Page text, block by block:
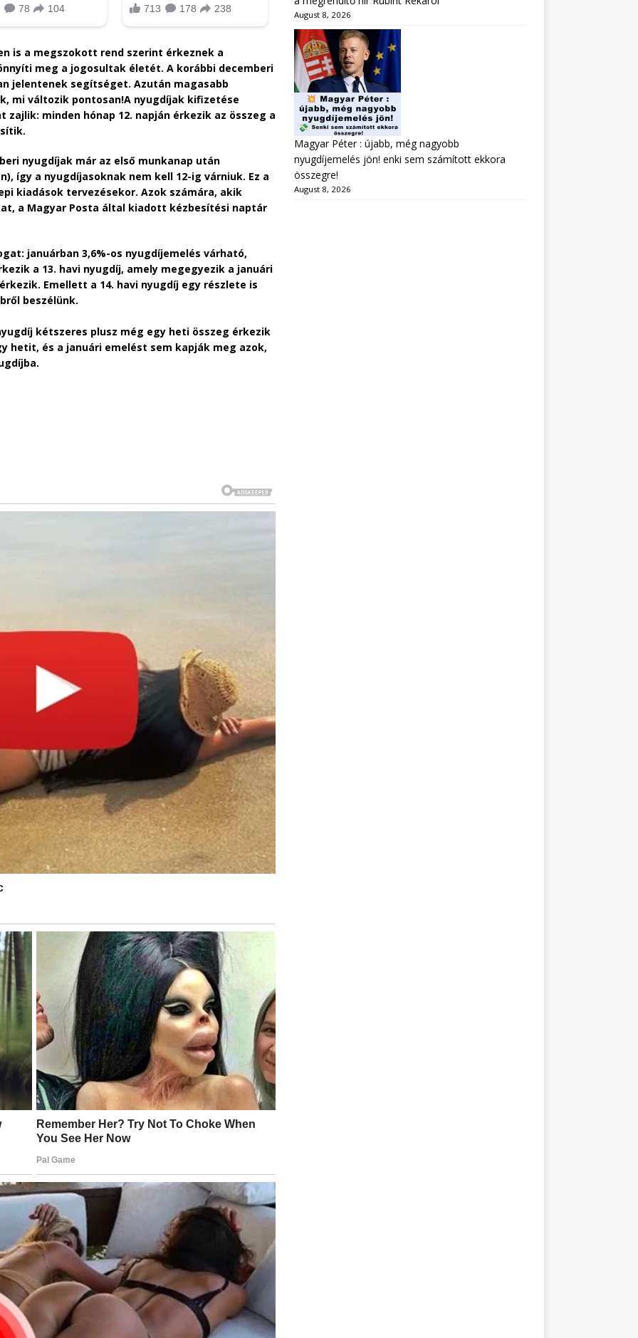
is a megszokott rend szerint érkeznek a
meg a jogosultak életét. A korábbi decemberi
jelentenek segítséget. Azután magasabb
mi változik pontosan!A nyugdíjak kifizetése
minden hónap 12. napján érkezik az összeg a
nyugdíjak már az első munkanap után
így a nyugdíjasoknak nem kell 12-ig várniuk. Ez a
kiadások tervezésekor. Azok számára, akik
a Magyar Posta által kiadott kézbesítési naptár
januárban 3,6%-os nyugdíjemelés várható,
a 13. havi nyugdíj, amely megegyezik a januári
Emellett a 14. havi nyugdíj egy részlete is
beszélünk.
kétszeres plusz még egy heti összeg érkezik
hetit, és a januári emelést sem kapják meg azok,
August 8, 2026
Magyar Péter : újabb, még nagyobb
nyugdíjemelés jön! enki sem számított ekkora
összegre!
August 8, 2026